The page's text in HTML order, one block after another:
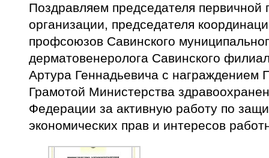
Поздравляем председателя
организации, председателя
профсоюзов Савинского
дерматовенеролога Савинского
Артура Геннадьевича с награждением
Грамотой Министерства
Федерации за активную работу по
экономических прав и интересов